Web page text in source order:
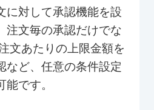
に対して承認機能を設
注文毎の承認だけでな
文あたりの上限金額を
など、任意の条件設定
能です。